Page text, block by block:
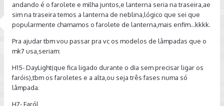
andando é o farolete e milha juntos,e lanterna seria na traseira,ae
sim na traseira temos a lanterna de neblina,lógico que sei que
popularmente chamamos o farolete de lanterna,mais enfim...kkkk.
Pra ajudar tbm vou passar pra vc os modelos de lâmpadas que o
mk7 usa,seriam:
H15- DayLight(que fica ligado durante o dia sem precisar ligar os
faróis),tbm os faroletes e a alta,ou seja três fases numa só
lâmpada.
H7- Faról